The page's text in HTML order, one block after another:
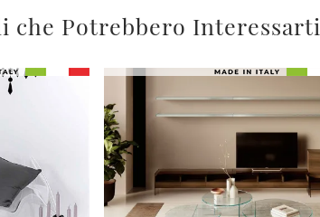
che Potrebbero Interessarti